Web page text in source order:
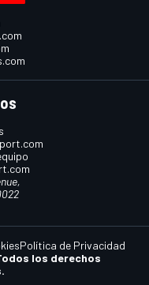
los derechos
Política de Privacidad